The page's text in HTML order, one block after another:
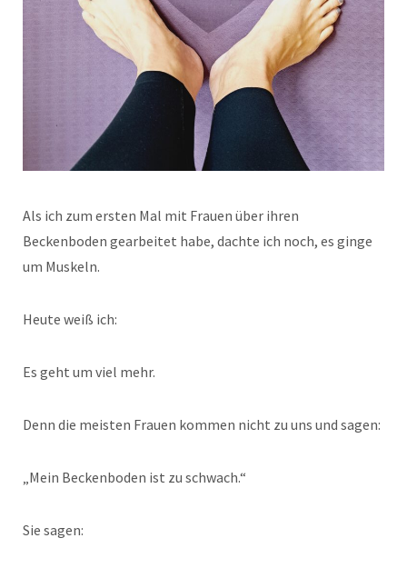
Als ich zum ersten Mal mit Frauen über ihren
Beckenboden gearbeitet habe, dachte ich noch, es ginge
um Muskeln.
Heute weiß ich:
Es geht um viel mehr.
Denn die meisten Frauen kommen nicht zu uns und sagen:
„Mein Beckenboden ist zu schwach.“
Sie sagen: